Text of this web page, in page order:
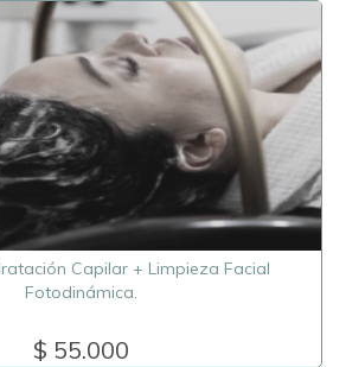
Capilar + Limpieza Facial
Fotodinámica.
$ 55.000